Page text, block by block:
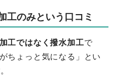
工のみという口コミ
工ではなく撥水加工で
ちょっと気になる」とい